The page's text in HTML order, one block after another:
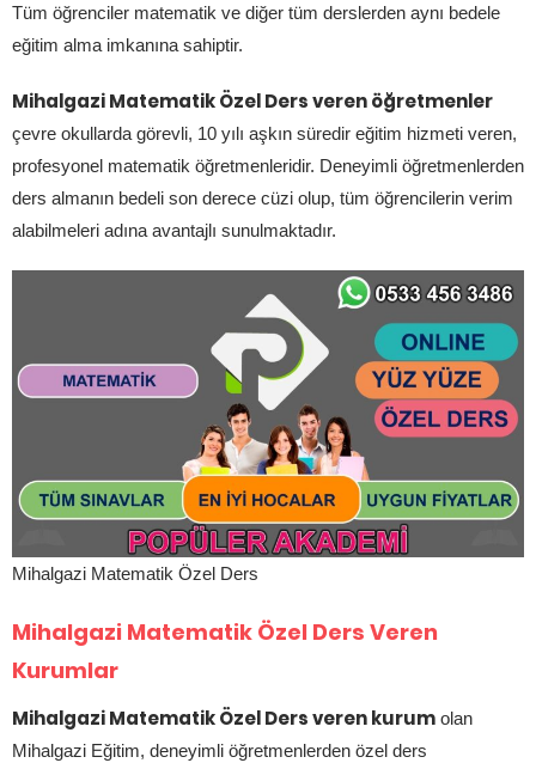
Tüm öğrenciler matematik ve diğer tüm derslerden aynı bedele
eğitim alma imkanına sahiptir.
Mihalgazi Matematik Özel Ders veren öğretmenler
çevre okullarda görevli, 10 yılı aşkın süredir eğitim hizmeti veren,
profesyonel matematik öğretmenleridir. Deneyimli öğretmenlerden
ders almanın bedeli son derece cüzi olup, tüm öğrencilerin verim
alabilmeleri adına avantajlı sunulmaktadır.
Mihalgazi Matematik Özel Ders
Mihalgazi Matematik Özel Ders Veren
Kurumlar
Mihalgazi Matematik Özel Ders veren kurum olan
Mihalgazi Eğitim, deneyimli öğretmenlerden özel ders